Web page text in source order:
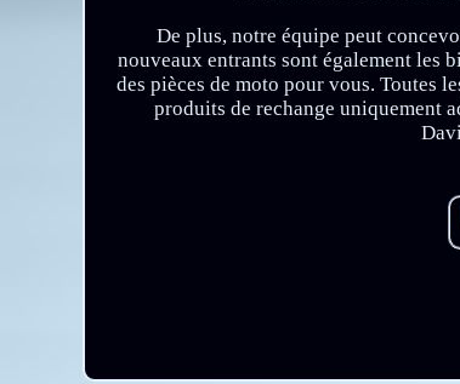
De plus, notre équipe peut
nouveaux entrants sont également les
des pièces de moto pour vous. Toutes
produits de rechange uniquement